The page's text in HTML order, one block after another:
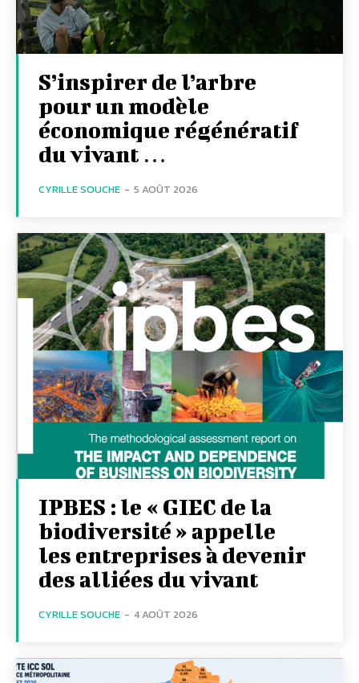
S’inspirer de l’arbre
pour un modèle
économique régénératif
du vivant …
CYRILLE SOUCHE - 5 AOÛT 2026
IPBES : le « GIEC de la
biodiversité » appelle
les entreprises à devenir
des alliées du vivant
CYRILLE SOUCHE - 4 AOÛT 2026